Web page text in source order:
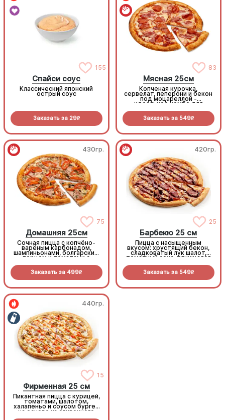
155
Спайси соус
Классический японский
острый соус
Заказать за 29R
83
Мясная 25см
Копченая курочка,
сервелат, пеперони и бекон
под моцареллой -
идеальное комбо для
Заказать за 549R
430гр.
75
Домашняя 25см
Сочная пицца с копчёно-
варёным карбонадом,
шампиньонами, болгарским
перцем и томатами с
Заказать за 499R
420гр.
25
Барбекю 25 см
Пицца с насыщенным
вкусом: хрустящий бекон,
сладковатый лук шалот,
томатный соус, тянущаяся
прянный соус барбекю.
Заказать за 549R
440гр.
15
Фирменная 25 см
Пикантная пицца с курицей,
томатами, шалотом,
халапеньо и соусом бургер
на основе из сливочного